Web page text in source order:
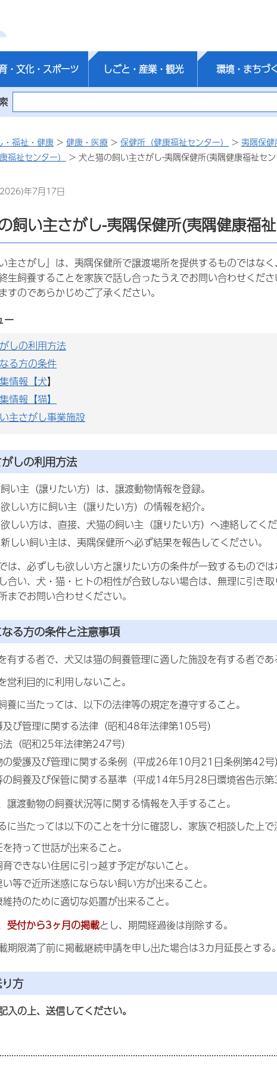
・文化・スポーツ しごと・産業・観光 環境・まちづ
・福祉・健康 > 健康・医療 > 保健所（健康福祉センター） > 夷隅保健
福祉センター）
> 犬と猫の飼い主さがし-夷隅保健所(夷隅健康福祉セ
年7月17日
飼い主さがし-夷隅保健所(夷隅健康福
い主さがし』は、夷隅保健所で譲渡場所を提供するものではな
生飼養することを家族で話し合ったうえでお問い合わせくだ
すのであらかじめご了承ください。
ー
しの利用方法
る方の条件
情報【犬】
情報【猫】
主さがし事業施設
しの利用方法
い主（譲りたい方）は、譲渡動物情報を登録。
しい方に飼い主（譲りたい方）の情報を紹介。
しい方は、直接、犬猫の飼い主（譲りたい方）へ連絡してくだ
しい飼い主は、夷隅保健所へ必ず結果を報告してください。
は、必ずしも欲しい方と譲りたい方の条件が一致するもので
合い、犬・猫・ヒトの相性が合致しない場合は、無理に引き
までお問い合わせください。
る方の条件と注意事項
有する者で、犬又は猫の飼養管理に適した施設を有する者であ
営利目的に利用しないこと。
養に当たっては、以下の法律等の規定を遵守すること。
び管理に関する法律（昭和48年法律第105号）
（昭和25年法律第247号）
愛護及び管理に関する条例（平成26年10月21日条例第42号）
飼養及び保管に関する基準（平成14年5月28日環境省告示第
譲渡動物の飼養状況等に関する情報を入手すること。
に当たっては以下のことを十分に確認し、家族で相談した上で
持って世話が出来ること。
できない住居に引っ越す予定がないこと。
等で近所迷惑にならない飼い方が出来ること。
持のために適切な処置が出来ること。
受付から3ヶ月の掲載とし、期間経過後は削除する。
期限満了前に掲載継続申請を申し出た場合は3カ月延長とする
方
入の上、送信してください。